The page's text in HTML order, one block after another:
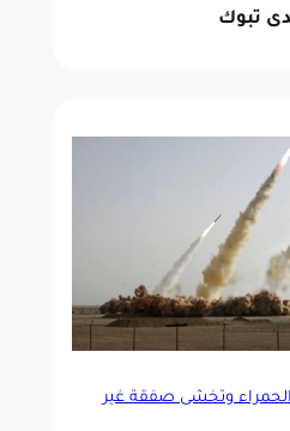
تبوك
وتخشى صفقة غير